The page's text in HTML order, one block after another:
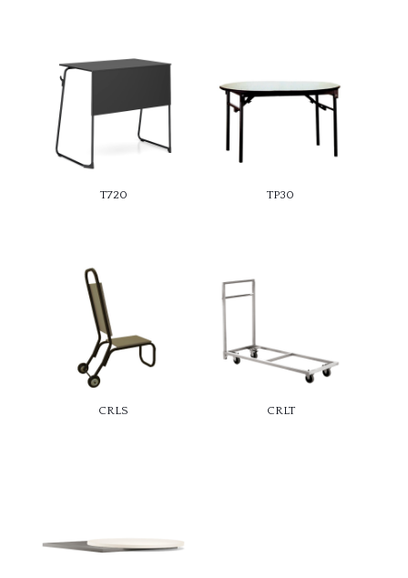
T720 TP30
CRLS CRLT